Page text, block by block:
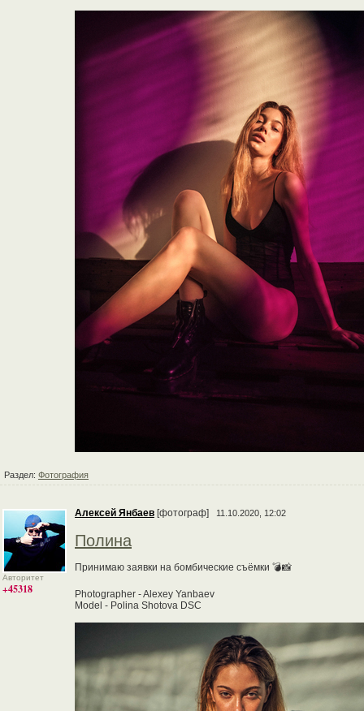
Раздел: Фотография
Авторитет
+45318
Алексей Янбаев [фотограф] 11.10.2020, 12:02
Полина
Принимаю заявки на бомбические съёмки 💣📸
Photographer - Alexey Yanbaev
Model - Polina Shotova DSC